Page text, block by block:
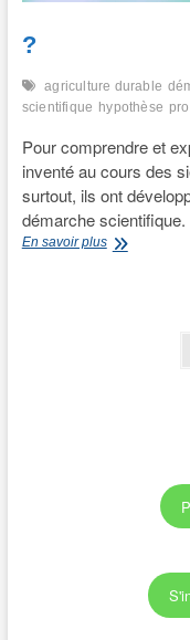
?
agriculture durable
scientifique hypothèse
Pour comprendre et
inventé au cours des
surtout, ils ont
démarche scientifique.
En savoir plusLa